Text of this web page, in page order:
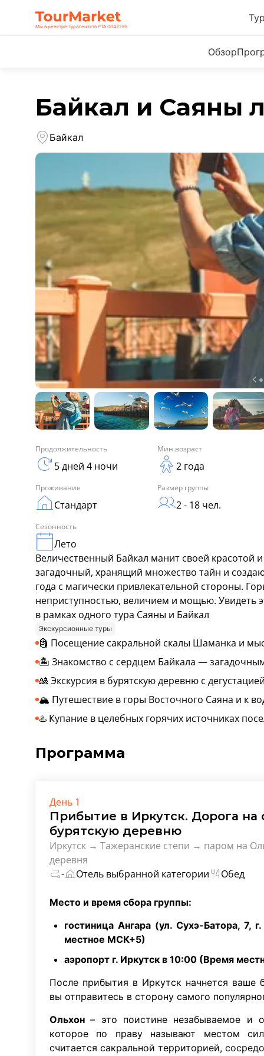
Мы в реестре турагентств РТА 0042265
Обзор
Байкал и Саяны
Байкал
Продолжительность
5 дней 4 ночи
Мин.возраст
2 года
Проживание
Стандарт
Размер группы
2 - 18 чел.
Сезонность
Лето
Величественный Байкал манит своей красотой
загадочный, хранящий множество тайн и
года с магически привлекательной стороны.
неприступностью, величием и мощью. Увидеть
в рамках одного тура Саяны и Байкал
Экскурсионные туры
🗿 Посещение сакральной скалы Шаманка и
🏝️ Знакомство с сердцем Байкала —
🎎 Экскурсия в бурятскую деревню с
🏔️ Путешествие в горы Восточного Саяна и к
♨️ Купание в целебных горячих источниках
Программа
День 1
Прибытие в Иркутск. Дорога на
бурятскую деревню
Иркутск → Тажеранские степи → паром на
деревня
-
Отель выбранной категории Обед
Место и время сбора группы:
гостиница Ангара (ул. Сухэ-Батора,
местное МСК+5)
аэропорт г. Иркутск в 10:00 (Время
После прибытия в Иркутск начнется ваше
вы отправитесь в сторону самого
Ольхон– это поистине незабываемое и
которое по праву называют местом
считается сакральной территорией,